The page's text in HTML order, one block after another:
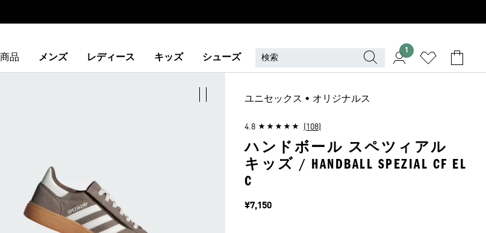
品 メンズ レディース キッズ シューズ
1
ユニセックス • オリジナルス
4.8 (108)
ハンドボール スペツィアル
キッズ / HANDBALL SPEZIAL CF EL
C
価格
¥7,150